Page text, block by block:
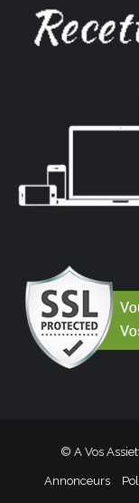
© A Vos
Annonceurs